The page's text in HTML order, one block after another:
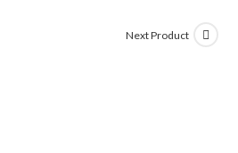
Next Product